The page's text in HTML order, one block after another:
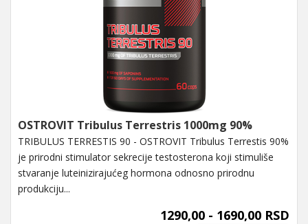
OSTROVIT Tribulus Terrestris 1000mg 90%
TRIBULUS TERRESTIS 90 - OSTROVIT Tribulus Terrestis 90%
je prirodni stimulator sekrecije testosterona koji stimuliše
stvaranje luteinizirajućeg hormona odnosno prirodnu
produkciju...
1290,00 - 1690,00 RSD